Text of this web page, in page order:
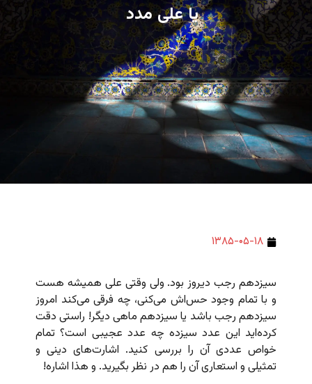
یا علی مدد
۱۳۸۵-۰۵-۱۸
سیزدهم رجب دیروز بود. ولی وقتی علی همیشه هست
و با تمام وجود حس‌اش می‌کنی، چه فرقی می‌کند امروز
سیزدهم رجب باشد یا سیزدهم ماهی دیگر! راستی دقت
کرده‌اید این عدد سیزده چه عدد عجیبی است؟ تمام
خواص عددی آن را بررسی کنید. اشارت‌های دینی و
تمثیلی و استعاری آن را هم در نظر بگیرید. و هذا اشاره!